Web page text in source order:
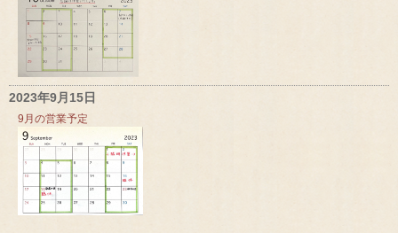
2023年9月15日
9月の営業予定